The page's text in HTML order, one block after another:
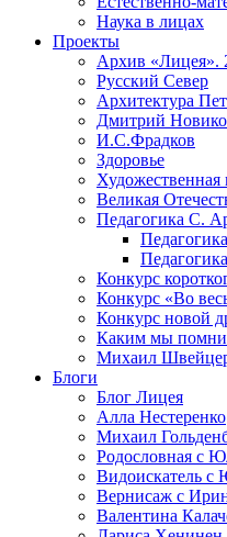
Наука в лицах
Проекты
Архив «Лицея».
Русский Север
Архитектура
Дмитрий
И.С.Фрадков
Здоровье
Великая
Педагогика С.
Конкурс
Конкурс «Во
Конкурс новой
Каким мы
Михаил
Блоги
Блог Лицея
Алла Нестеренко
Михаил
Родословная с
Видоискатель
Вернисаж с
Валентина